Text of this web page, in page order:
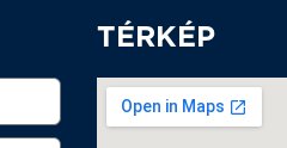
TÉRKÉP